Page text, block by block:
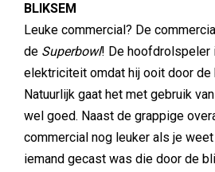
BLIKSEM
Leuke commercial? De
de Superbowl! De hoofdrolspeler
elektriciteit omdat hij ooit door
Natuurlijk gaat het met gebruik
wel goed. Naast de grappige
commercial nog leuker als je
iemand gecast was die door de